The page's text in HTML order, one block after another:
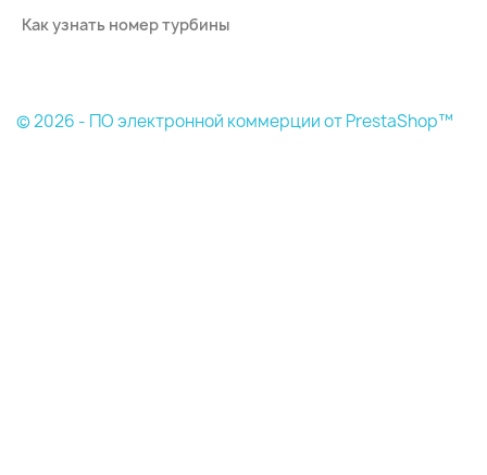
Как узнать номер турбины
© 2026 - ПО электронной коммерции от PrestaShop™